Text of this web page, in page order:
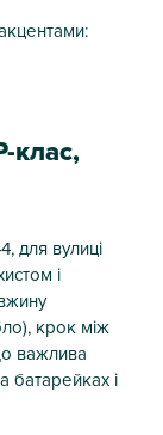
клас,
для вулиці
і
крок між
важлива
батарейках і